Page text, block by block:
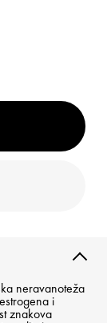
neravanoteža
i
znakova